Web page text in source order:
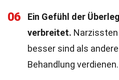
06
Ein Gefühl der
verbreitet.
besser sind als
Behandlung verdienen.